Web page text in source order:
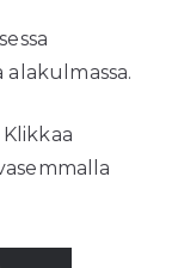
Klikkaa